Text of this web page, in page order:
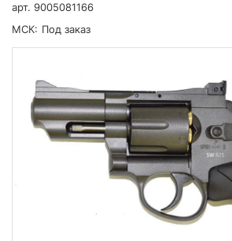
арт. 9005081166
МСК: Под заказ